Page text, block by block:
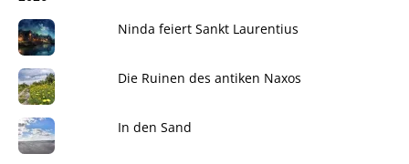
Ninda feiert Sankt Laurentius
Die Ruinen des antiken Naxos
In den Sand